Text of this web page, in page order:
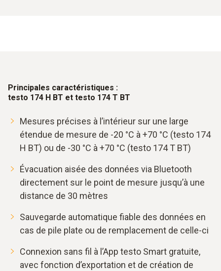
Principales caractéristiques :
testo 174 H BT et testo 174 T BT
Mesures précises à l’intérieur sur une large
étendue de mesure de -20 °C à +70 °C (testo 174
H BT) ou de -30 °C à +70 °C (testo 174 T BT)
Évacuation aisée des données via Bluetooth
directement sur le point de mesure jusqu’à une
distance de 30 mètres
Sauvegarde automatique fiable des données en
cas de pile plate ou de remplacement de celle-ci
Connexion sans fil à l’App testo Smart gratuite,
avec fonction d’exportation et de création de